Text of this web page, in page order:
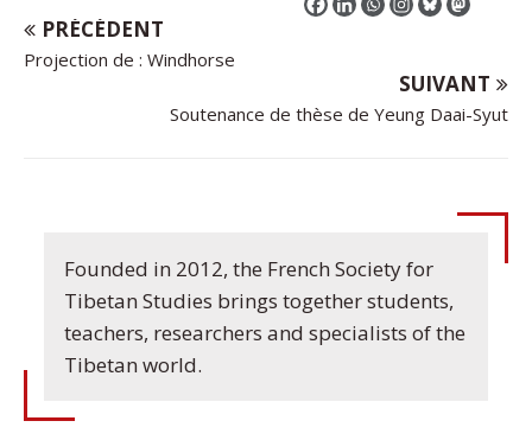
PRÉCÉDENT
Projection de : Windhorse
SUIVANT
Soutenance de thèse de Yeung Daai-Syut
Founded in 2012, the French Society for
Tibetan Studies brings together students,
teachers, researchers and specialists of the
Tibetan world.